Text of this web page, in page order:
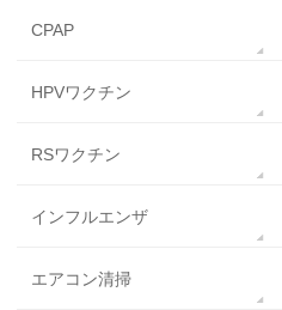
CPAP
HPVワクチン
RSワクチン
インフルエンザ
エアコン清掃